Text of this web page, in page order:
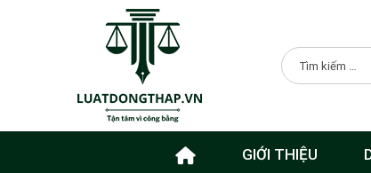
GIỚI THIỆU